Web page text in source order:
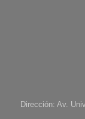
Dirección: Av.